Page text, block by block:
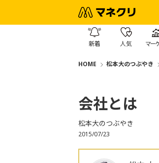
新着 人気 マー
HOME 松本大のつぶやき
会社とは
松本大のつぶやき
2015/07/23